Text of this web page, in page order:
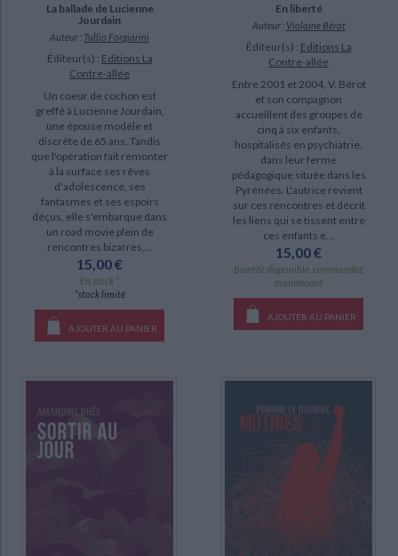
La ballade de Lucienne
Jourdain
Auteur : Tullio Forgiarini
Éditeur(s) : Editions La
Contre-allée
Un coeur de cochon est
greffé à Lucienne Jourdain,
une épouse modèle et
discrète de 65 ans. Tandis
que l'opération fait remonter
à la surface ses rêves
d'adolescence, ses
fantasmes et ses espoirs
déçus, elle s'embarque dans
un road movie plein de
rencontres bizarres,...
15,00 €
En stock *
*stock limité
AJOUTER AU PANIER
En liberté
Auteur : Violaine Bérot
Éditeur(s) : Editions La
Contre-allée
Entre 2001 et 2004, V. Bérot
et son compagnon
accueillent des groupes de
cinq à six enfants,
hospitalisés en psychiatrie,
dans leur ferme
pédagogique située dans les
Pyrénées. L'autrice revient
sur ces rencontres et décrit
les liens qui se tissent entre
ces enfants e...
15,00 €
Bientôt disponible, commandez
maintenant
AJOUTER AU PANIER